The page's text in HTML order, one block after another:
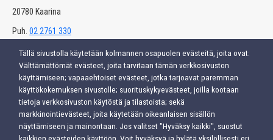
Tällä sivustolla käytetään kolmannen osapuolen evästeitä, joita ovat:
Välttämättömät evästeet, joita tarvitaan tämän verkkosivuston
käyttämiseen; vapaaehtoiset evästeet, jotka tarjoavat paremman
käyttökokemuksen sivustolle; suorituskykyevästeet, joilla kootaan
tietoja verkkosivuston käytöstä ja tilastoista; sekä
markkinointievästeet, joita käytetään oikeanlaisen sisällön
näyttämiseen ja mainontaan. Jos valitset "Hyväksy kaikki", suostut
20780 Kaarina
Puh. 02 2761 330
Avoinna:
Ma-to klo 9–16
Pe klo 9–15
Varasto avoinna:
Ma-pe klo 9–15